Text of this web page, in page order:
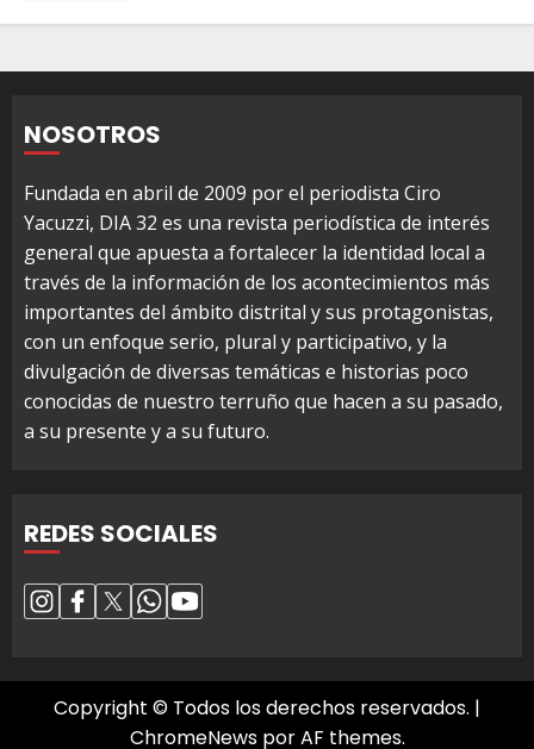
NOSOTROS
Fundada en abril de 2009 por el periodista Ciro
Yacuzzi, DIA 32 es una revista periodística de interés
general que apuesta a fortalecer la identidad local a
través de la información de los acontecimientos más
importantes del ámbito distrital y sus protagonistas,
con un enfoque serio, plural y participativo, y la
divulgación de diversas temáticas e historias poco
conocidas de nuestro terruño que hacen a su pasado,
a su presente y a su futuro.
REDES SOCIALES
Copyright © Todos los derechos reservados. |
ChromeNewspor AF themes.